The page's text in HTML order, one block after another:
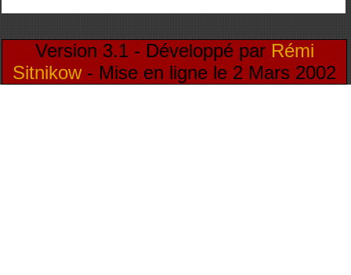
Version 3.1 - Développé par Rémi
Sitnikow- Mise en ligne le 2 Mars 2002